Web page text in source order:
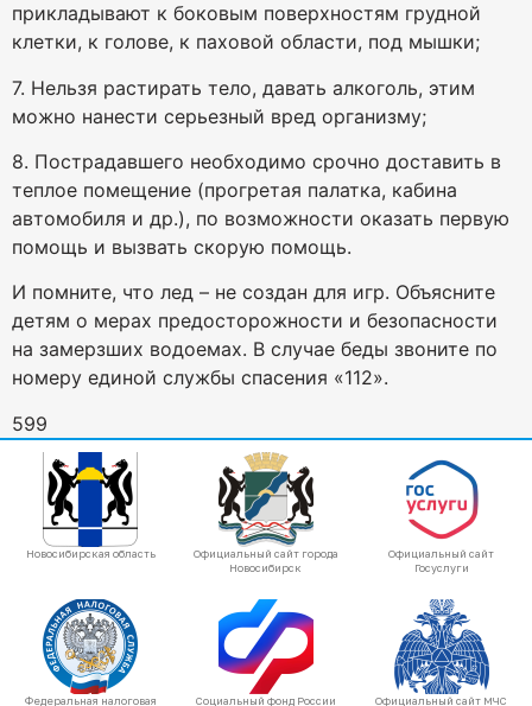
прикладывают к боковым поверхностям грудной
клетки, к голове, к паховой области, под мышки;
7. Нельзя растирать тело, давать алкоголь, этим
можно нанести серьезный вред организму;
8. Пострадавшего необходимо срочно доставить в
теплое помещение (прогретая палатка, кабина
автомобиля и др.), по возможности оказать первую
помощь и вызвать скорую помощь.
И помните, что лед – не создан для игр. Объясните
детям о мерах предосторожности и безопасности
на замерзших водоемах. В случае беды звоните по
номеру единой службы спасения «112».
599
Новосибирская область
Официальный сайт города
Новосибирск
Официальный сайт
Госуслуги
Федеральная налоговая Социальный фонд России Официальный сайт МЧС